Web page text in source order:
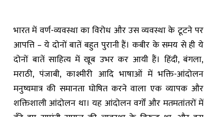
भारत में वर्ण-व्यवस्था का विरोध और उस व्यवस्था के टूटने पर
आपत्ति – ये दोनों बातें बहुत पुरानी हैं। कबीर के समय से ही ये
दोनों बातें साहित्य में खूब उभर कर आयी हैं। हिंदी, बंगला,
मराठी, पंजाबी, काश्मीरी आदि भाषाओं में भक्ति-आंदोलन
मनुष्यमात्र की समानता घोषित करने वाला एक व्यापक और
शक्तिशाली आंदोलन था। यह आंदोलन वर्गों और मतमतांतरों में